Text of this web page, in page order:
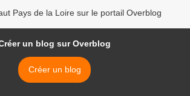
Pays de la Loire sur le portail Overblog
un blog sur Overblog
Créer un blog